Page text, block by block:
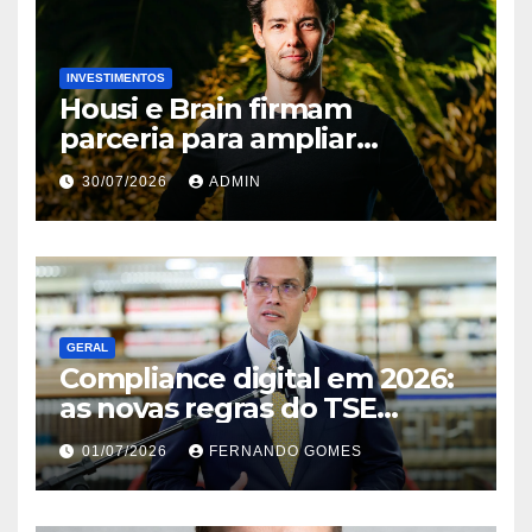
INVESTIMENTOS
Housi e Brain firmam
parceria para ampliar
inteligência de mercado em
lançamentos imobiliários
30/07/2026 ADMIN
GERAL
Compliance digital em 2026:
as novas regras do TSE
contra deepfakes e o desafio
jurídico de proteger
transmissões ao vivo
01/07/2026 FERNANDO GOMES